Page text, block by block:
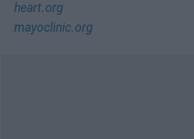
heart.org
mayoclinic.org